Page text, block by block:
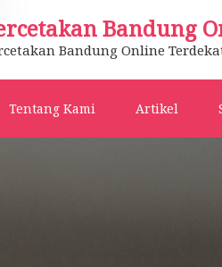
Bandung
Bandung Online
Tentang Kami Artikel